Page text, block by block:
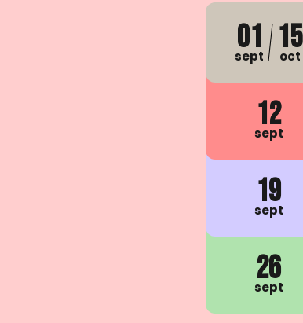
01
sept 15
oct
12
sept
19
sept
26
sept